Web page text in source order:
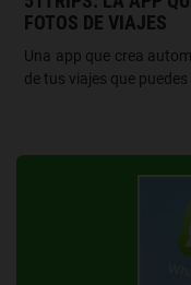
FOTOS DE VIAJES
Una app que crea
de tus viajes que